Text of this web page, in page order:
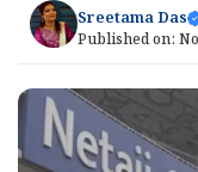
Sreetama Das
Published on: